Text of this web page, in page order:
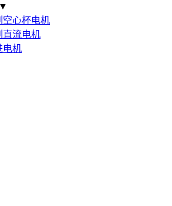
▼
空心杯电机
直流电机
电机